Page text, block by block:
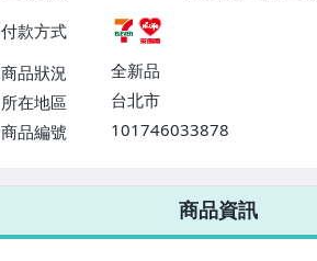
付款方式
商品狀況
全新品
所在地區
台北市
商品編號
101746033878
7-ELEVEN 運費只要38元
不限金額、筆數，筆筆優惠無限
商品資訊